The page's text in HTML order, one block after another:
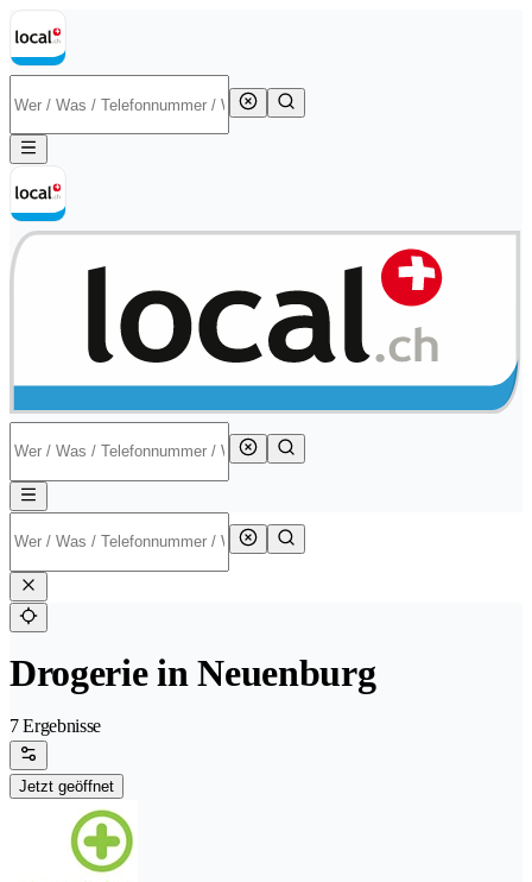
Drogerie in Neuenburg
7 Ergebnisse
Jetzt geöffnet